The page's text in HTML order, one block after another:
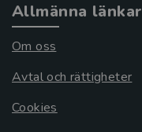
Allmänna länkar
Om oss
Avtal och rättigheter
Cookies